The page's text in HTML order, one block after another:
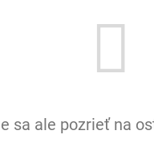
sa ale pozrieť na